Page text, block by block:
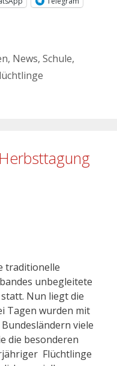
, News, Schule,
traditionelle
unbegleitete
Nun liegt die
Tagen wurden mit
viele
die besonderen
Flüchtlinge